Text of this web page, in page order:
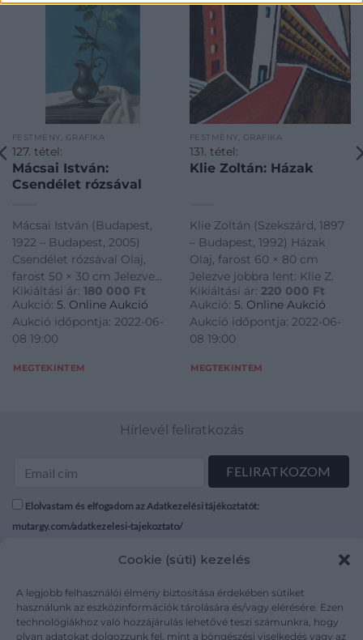
Cookie (süti) kezelés
A legjobb felhasználói élmény biztosítása érdekében sütiket
használunk az eszközinformációk tárolására és/vagy elérésére. Ezen
technológiákhoz való hozzájárulás lehetővé teszi számunkra, hogy
olyan adatokat dolgozzunk fel, mint a böngészési viselkedés vagy az
FESTMÉNY, GRAFIKA
127. tétel:
Mácsai István:
Csendélet rózsával
Mácsai István (Budapest,
1922 – Budapest, 2005)
Csendélet rózsával Olaj,
farost 50 × 30 cm Jelezve
balra lent: Mácsai
Kikiáltási ár: 180 000 Ft
Aukció: 5. Online Aukció
Aukció időpontja: 2022-06-
08 19:00
MEGTEKINTEM
FESTMÉNY, GRAFIKA
131. tétel:
Klie Zoltán: Házak
Klie Zoltán (Szekszárd, 1897
– Budapest, 1992) Házak
Olaj, farost 60 × 80 cm
Jelezve jobbra lent: Klie Z.
Kikiáltási ár: 220 000 Ft
Aukció: 5. Online Aukció
Aukció időpontja: 2022-06-
08 19:00
MEGTEKINTEM
Hírlevél feliratkozás
Elolvastam és elfogadom az Adatkezelési tájékoztatót:
mutargy.com/adatkezelesi-tajekoztato/
Médiaajánlat
Karrier
Kapcsolat
Áraink
ÁSZF
Adatvédelem
Impresszum